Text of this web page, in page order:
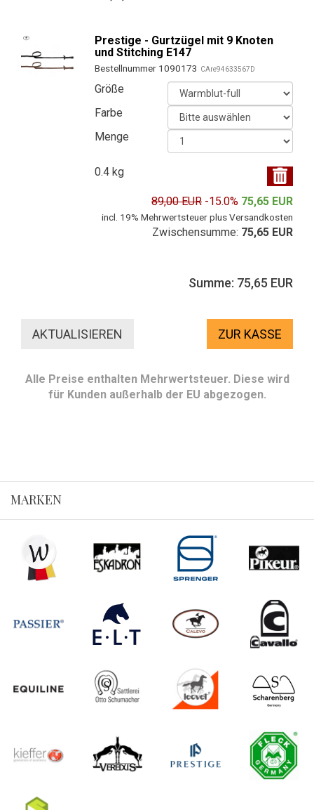
Prestige - Gurtzügel mit 9 Knoten
und Stitching E147
Bestellnummer 1090173 CAre94633567D
Größe
Farbe
Menge
0.4 kg
89,00 EUR -15.0% 75,65 EUR
incl. 19% Mehrwertsteuer plus Versandkosten
Zwischensumme: 75,65 EUR
Summe: 75,65 EUR
ZUR KASSE
Alle Preise enthalten Mehrwertsteuer. Diese wird
für Kunden außerhalb der EU abgezogen.
MARKEN